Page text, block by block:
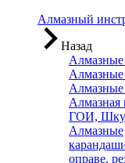
Алмазный
Назад
Алмазные
Алмазные
Алмазные
Алмазная
ГОИ,
Алмазные
оправе,